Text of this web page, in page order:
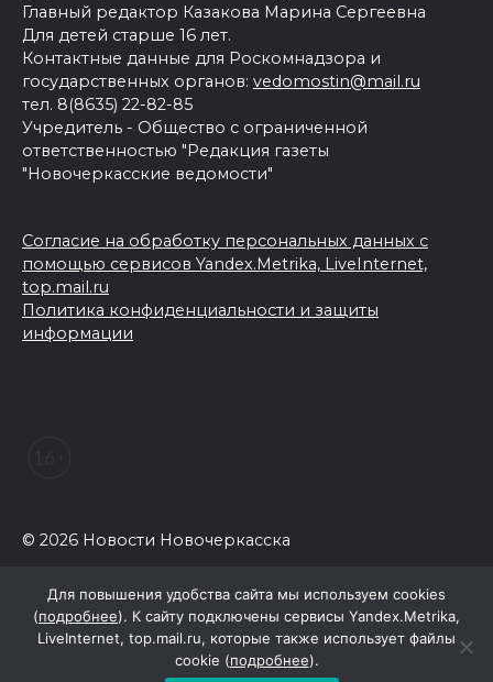
Главный редактор Казакова Марина Сергеевна
Для детей старше 16 лет.
Контактные данные для Роскомнадзора и
государственных органов: vedomostin@mail.ru
тел. 8(8635) 22-82-85
Учредитель - Общество с ограниченной
ответственностью "Редакция газеты
"Новочеркасские ведомости"
Согласие на обработку персональных данных с
помощью сервисов Yandex.Metrika, LiveInternet,
top.mail.ru
Политика конфиденциальности и защиты
информации
© 2026 Новости Новочеркасска
Для повышения удобства сайта мы используем cookies
(подробнее). К сайту подключены сервисы Yandex.Metrika,
LiveInternet, top.mail.ru, которые также использует файлы
cookie (подробнее).